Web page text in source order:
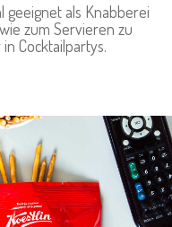
geeignet als Knabberei
zum Servieren zu
Cocktailpartys.